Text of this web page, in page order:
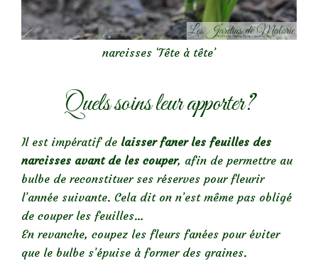
narcisses ‘Tête à tête’
Quels soins leur apporter?
Il est impératif de laisser faner les feuilles des
narcisses avant de les couper, afin de permettre au
bulbe de reconstituer ses réserves pour fleurir
l’année suivante. Cela dit on n’est même pas obligé
de couper les feuilles…
En revanche, coupez les fleurs fanées pour éviter
que le bulbe s’épuise à former des graines.